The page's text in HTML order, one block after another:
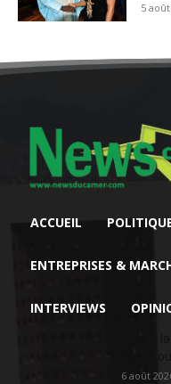
5
ACCUEIL
ENTREPRISES &
INTERVIEWS
6 août